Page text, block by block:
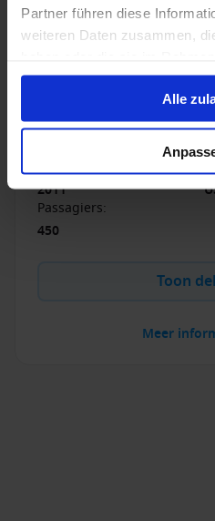
Partner führen diese
weiteren Daten zusammen,
gesammelt haben.
Alle
Seabourn Quest
en Sojourn, nodigt u uit om
ontspannen te bereizen.
2011
Passagiers:
450
Toon
Meer